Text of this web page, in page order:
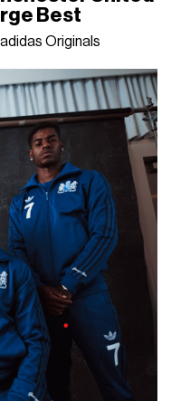
Best
Originals